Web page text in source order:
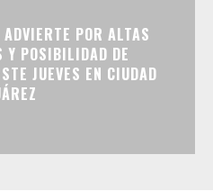
POR ALTAS
Y POSIBILIDAD DE
JUEVES EN CIUDAD